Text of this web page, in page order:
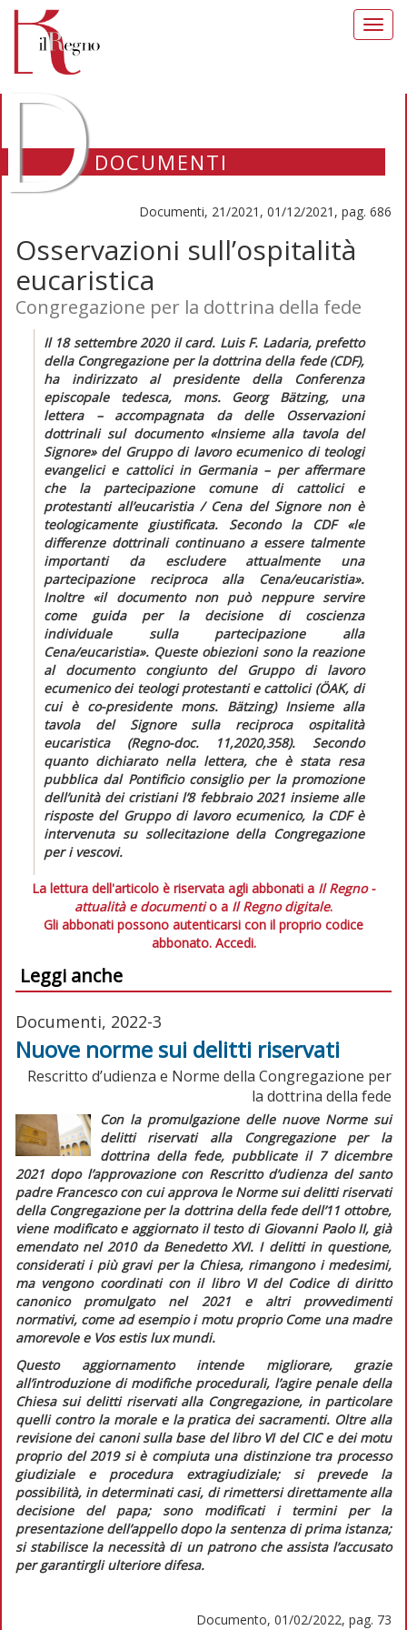
DOCUMENTI
Documenti, 21/2021, 01/12/2021, pag. 686
Osservazioni sull’ospitalità
eucaristica
Congregazione per la dottrina della fede
Il 18 settembre 2020 il card. Luis F. Ladaria, prefetto
della Congregazione per la dottrina della fede (CDF),
ha indirizzato al presidente della Conferenza
episcopale tedesca, mons. Georg Bätzing, una
lettera – accompagnata da delle
Osservazioni
dottrinali sul documento «Insieme alla tavola del
Signore» del Gruppo di lavoro ecumenico di teologi
evangelici e cattolici in Germania – per affermare
che la partecipazione comune di cattolici e
protestanti all’eucaristia / Cena del Signore non è
teologicamente giustificata. Secondo la CDF «le
differenze dottrinali continuano a essere talmente
importanti da escludere attualmente una
partecipazione reciproca alla Cena/eucaristia».
Inoltre «il documento non può neppure servire
come guida per la decisione di coscienza
individuale sulla partecipazione alla
Cena/eucaristia». Queste obiezioni sono la reazione
al documento congiunto del Gruppo di lavoro
ecumenico dei teologi protestanti e cattolici (ÖAK, di
cui è co-presidente mons. Bätzing) Insieme alla
tavola del Signoresulla reciproca ospitalità
eucaristica (Regno-doc.
11,2020,358). Secondo
quanto dichiarato nella lettera, che è stata resa
pubblica dal Pontificio consiglio per la promozione
dell’unità dei cristiani l’8 febbraio 2021 insieme alle
risposte del Gruppo di lavoro ecumenico, la CDF è
intervenuta su sollecitazione della Congregazione
per i vescovi.
La lettura dell'articolo è riservata agli abbonati a Il Regno -
attualità e documentio a Il Regno digitale.
Gli abbonati possono autenticarsi con il proprio codice
abbonato. Accedi.
Leggi anche
Documenti, 2022-3
Nuove norme sui delitti riservati
Rescritto d’udienza e Norme della Congregazione per
la dottrina della fede
Con la promulgazione delle nuove Norme sui
delitti riservati alla
Congregazione per la
dottrina della fede, pubblicate il 7 dicembre
2021 dopo l’approvazione con Rescritto d’udienza del santo
padre Francesco con cui approva le Norme sui delitti riservati
della Congregazione per la dottrina della fede dell’11 ottobre,
viene modificato e aggiornato il testo di Giovanni Paolo II, già
emendato nel 2010 da Benedetto XVI. I delitti in questione,
considerati i più gravi per la Chiesa, rimangono i medesimi,
ma vengono coordinati con il libro VI del Codice di diritto
canonicopromulgato nel 2021 e altri provvedimenti
normativi, come ad esempio i motu proprioCome una madre
amorevolee Vos estis lux mundi.
Questo aggiornamento intende migliorare, grazie
all’introduzione di modifiche procedurali, l’agire penale della
Chiesa sui delitti riservati alla Congregazione, in particolare
quelli contro la morale e la pratica dei sacramenti. Oltre alla
revisione dei canoni sulla base del libro VI del CICe dei motu
proprio del 2019 si è compiuta una distinzione tra processo
giudiziale e procedura extragiudiziale; si prevede la
possibilità, in determinati casi, di rimettersi direttamente alla
decisione del papa; sono modificati i termini per la
presentazione dell’appello dopo la sentenza di prima istanza;
si stabilisce la necessità di un patrono che assista l’accusato
per garantirgli ulteriore difesa.
Documento, 01/02/2022, pag. 73